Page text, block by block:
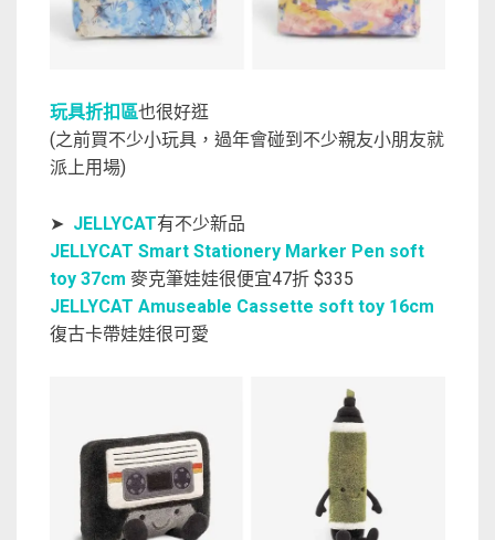
玩具折扣區也很好逛
(之前買不少小玩具，過年會碰到不少親友小朋友就
派上用場)
➤ JELLYCAT有不少新品
JELLYCAT Smart Stationery Marker Pen soft
toy 37cm 麥克筆娃娃很便宜47折 $335
JELLYCAT Amuseable Cassette soft toy 16cm
復古卡帶娃娃很可愛